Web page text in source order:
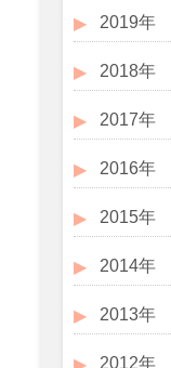
2019年
2018年
2017年
2016年
2015年
2014年
2013年
2012年